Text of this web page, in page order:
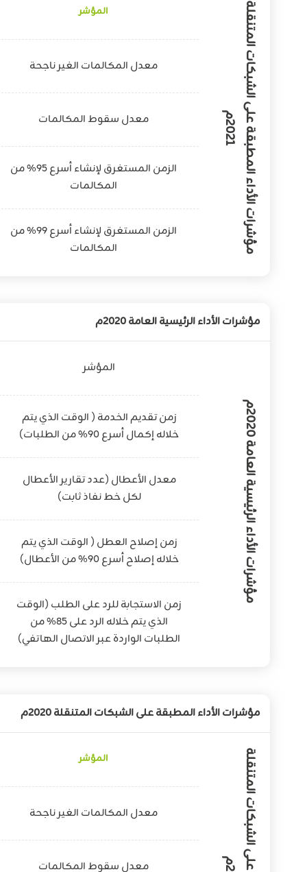
م
ؤ
ش
ر
ا
ت
ا
ل
أ
د
ا
ء
ا
ل
م
ط
ب
ق
ة
ع ل ى
ا
ل
ش
ب
ك
ا
ت
ا
ل
م
ت
ن
ق
ل
ة 2 0
2
1 م
المؤشر
معدل المكالمات الغير ناجحة
معدل سقوط المكالمات
الزمن المستغرق لإنشاء أسرع 95% من
المكالمات
الزمن المستغرق لإنشاء أسرع 99% من
المكالمات
مؤشرات الأداء الرئيسية العامة 2020م
م
ؤ
ش
ر
ا
ت
ا
ل
أ
د
ا
ء
ا
ل
ر
ئ
ي
س
ي
ة
ا
ل
ع
ا
م
ة
2
0
2
0
م
المؤشر
زمن تقديم الخدمة ( الوقت الذي يتم
خلاله إكمال أسرع 90% من الطلبات)
معدل الأعطال (عدد تقارير الأعطال
لكل خط نفاذ ثابت)
زمن إصلاح العطل ( الوقت الذي يتم
خلاله إصلاح أسرع 90% من الأعطال)
زمن الاستجابة للرد على الطلب (الوقت
الذي يتم خلاله الرد على 85% من
الطلبات الواردة عبر الاتصال الهاتفي)
مؤشرات الأداء المطبقة على الشبكات المتنقلة 2020م
المؤشر
معدل المكالمات الغير ناجحة
معدل سقوط المكالمات